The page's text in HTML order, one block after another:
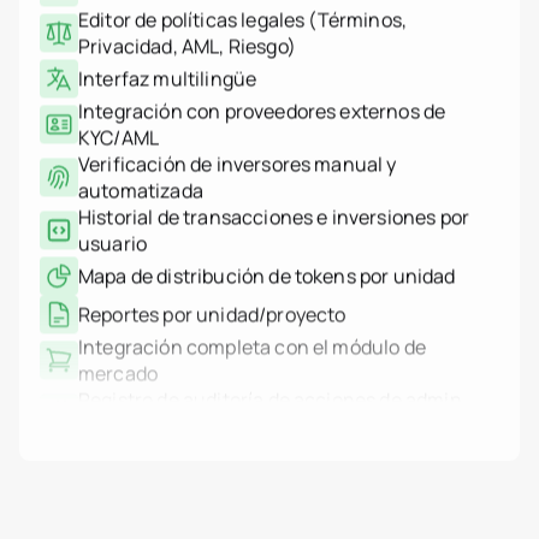
Interfaz multilingüe
Integración con proveedores externos de
KYC/AML
Verificación de inversores manual y
automatizada
Historial de transacciones e inversiones por
usuario
Mapa de distribución de tokens por unidad
Reportes por unidad/proyecto
Integración completa con el módulo de
mercado
Registro de auditoría de acciones de admin
(quién, qué, cuándo)